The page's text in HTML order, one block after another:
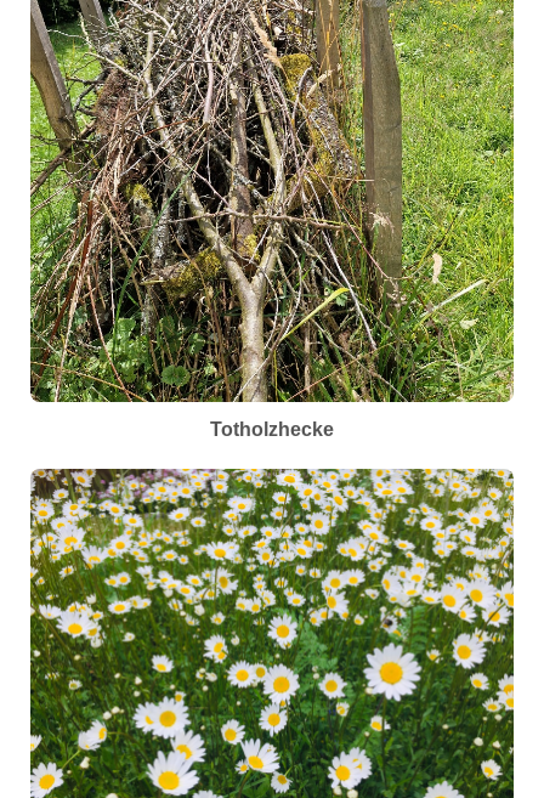
Totholzhecke